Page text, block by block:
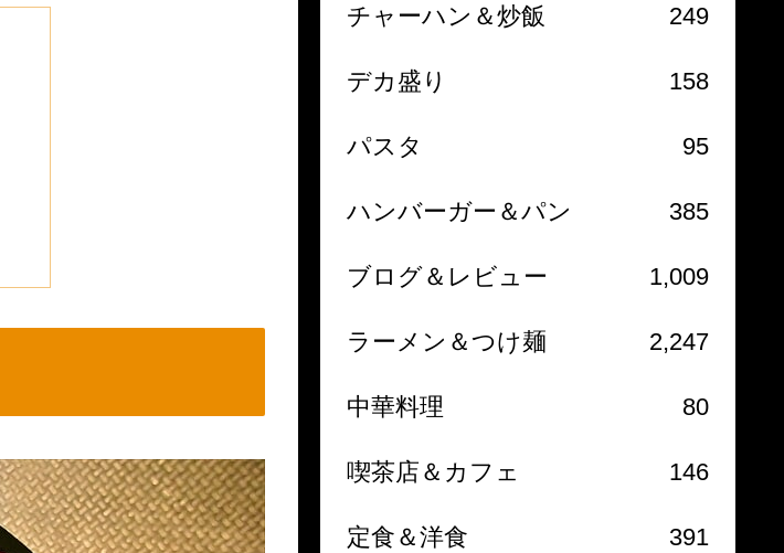
チャーハン＆炒飯 249
デカ盛り 158
パスタ 95
ハンバーガー＆パン 385
ブログ＆レビュー 1,009
ラーメン＆つけ麺 2,247
中華料理 80
喫茶店＆カフェ 146
定食＆洋食 391